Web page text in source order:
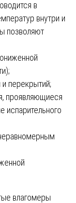
в
внутри и
позволяют
и перекрытий;
проявляющиеся
испарительного
влагомеры